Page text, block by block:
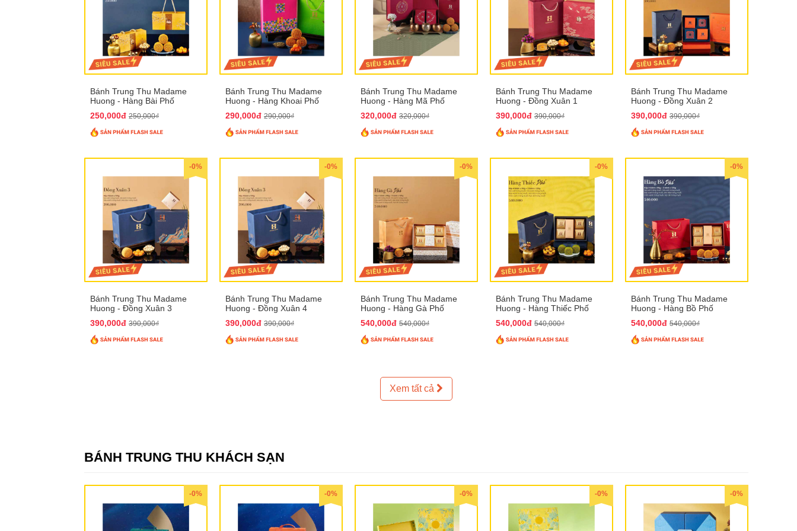
Bánh Trung Thu Madame
Huong - Hàng Bài Phố
250,000đ 250,000₫
Bánh Trung Thu Madame
Huong - Hàng Khoai Phố
290,000đ 290,000₫
Bánh Trung Thu Madame
Huong - Hàng Mã Phố
320,000đ 320,000₫
Bánh Trung Thu Madame
Huong - Đồng Xuân 1
390,000đ 390,000₫
Bánh Trung Thu Madame
Huong - Đồng Xuân 2
390,000đ 390,000₫
-0%
Bánh Trung Thu Madame
Huong - Đồng Xuân 3
390,000đ 390,000₫
-0%
Bánh Trung Thu Madame
Huong - Đồng Xuân 4
390,000đ 390,000₫
-0%
Bánh Trung Thu Madame
Huong - Hàng Gà Phố
540,000đ 540,000₫
-0%
Bánh Trung Thu Madame
Huong - Hàng Thiếc Phố
540,000đ 540,000₫
-0%
Bánh Trung Thu Madame
Huong - Hàng Bồ Phố
540,000đ 540,000₫
Xem tất cả
BÁNH TRUNG THU KHÁCH SẠN
-0% -0% -0% -0% -0%